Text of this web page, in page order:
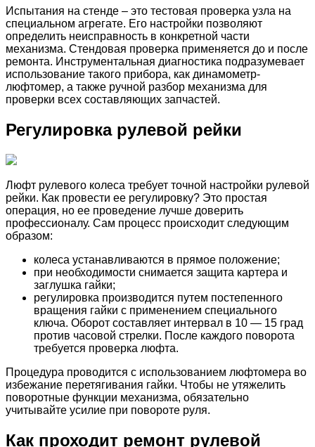
Испытания на стенде – это тестовая проверка узла на
специальном агрегате. Его настройки позволяют
определить неисправность в конкретной части
механизма. Стендовая проверка применяется до и после
ремонта. Инструментальная диагностика подразумевает
использование такого прибора, как динамометр-
люфтомер, а также ручной разбор механизма для
проверки всех составляющих запчастей.
Регулировка рулевой рейки
Люфт рулевого колеса требует точной настройки рулевой
рейки. Как провести ее регулировку? Это простая
операция, но ее проведение лучше доверить
профессионалу. Сам процесс происходит следующим
образом:
колеса устанавливаются в прямое положение;
при необходимости снимается защита картера и
заглушка гайки;
регулировка производится путем постепенного
вращения гайки с применением специального
ключа. Оборот составляет интервал в 10 — 15 град
против часовой стрелки. После каждого поворота
требуется проверка люфта.
Процедура проводится с использованием люфтомера во
избежание перетягивания гайки. Чтобы не утяжелить
поворотные функции механизма, обязательно
учитывайте усилие при повороте руля.
Как проходит ремонт рулевой